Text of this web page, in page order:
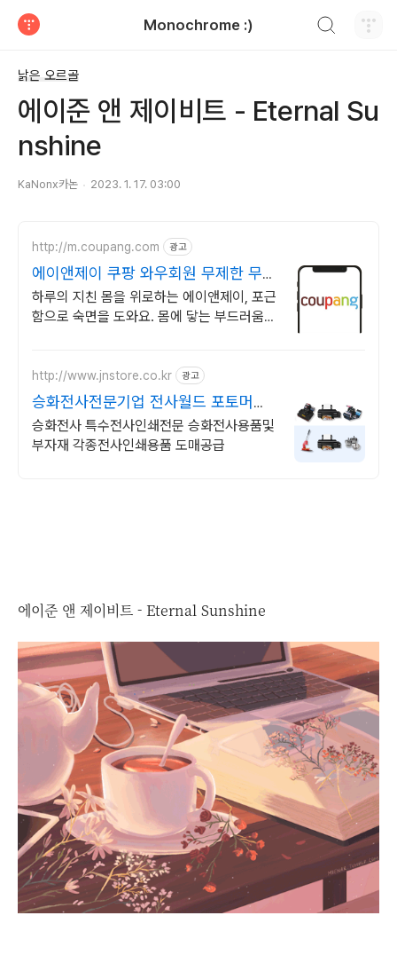
Monochrome :)
낡은 오르골
에이준 앤 제이비트 - Eternal Su
nshine
KaNonx카논 2023. 1. 17. 03:00
http://m.coupang.com 광고
에이앤제이 쿠팡 와우회원 무제한 무료
배송
하루의 지친 몸을 위로하는 에이앤제이, 포근
함으로 숙면을 도와요. 몸에 닿는 부드러움,
http://www.jnstore.co.kr 광고
승화전사전문기업 전사월드 포토머그
컵만들기 장비판매
승화전사 특수전사인쇄전문 승화전사용품및
부자재 각종전사인쇄용품 도매공급
에이준 앤 제이비트 - Eternal Sunshine